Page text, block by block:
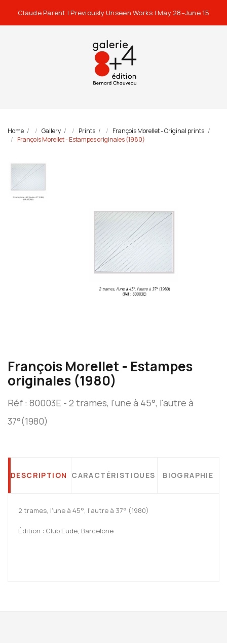
Claude Parent | Previously Unseen Works | May 28–June 15
Home Gallery Prints
François Morellet - Original prints
François Morellet - Estampes originales (1980)
François Morellet - Estampes
originales (1980)
Réf : 80003E - 2 trames, l'une à 45°, l'autre à
37°(1980)
DESCRIPTION CARACTÉRISTIQUES BIOGRAPHIE
2 trames, l'une à 45°, l'autre à 37° (1980)
Édition : Club Eude, Barcelone